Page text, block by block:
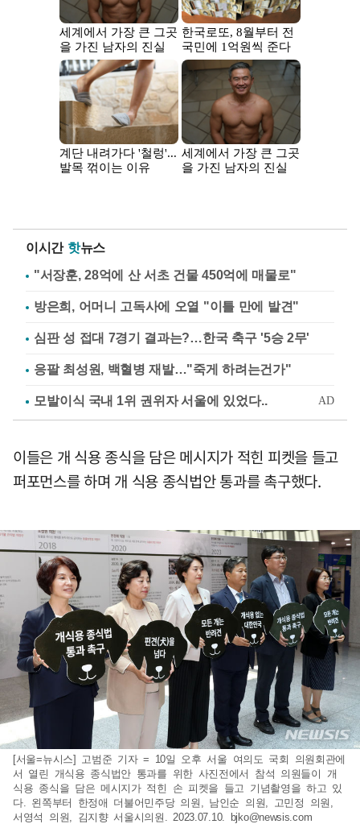
이시간 핫뉴스
"서장훈, 28억에 산 서초 건물 450억에 매물로"
방은희, 어머니 고독사에 오열 "이틀 만에 발견"
심판 성 접대 7경기 결과는?…한국 축구 '5승 2무'
응팔 최성원, 백혈병 재발…"죽게 하려는건가"
이들은 개 식용 종식을 담은 메시지가 적힌 피켓을 들고
퍼포먼스를 하며 개 식용 종식법안 통과를 촉구했다.
[서울=뉴시스] 고범준 기자 = 10일 오후 서울 여의도 국회 의원회관에
서 열린 개식용 종식법안 통과를 위한 사진전에서 참석 의원들이 개
식용 종식을 담은 메시지가 적힌 손 피켓을 들고 기념촬영을 하고 있
다. 왼쪽부터 한정애 더불어민주당 의원, 남인순 의원, 고민정 의원,
서영석 의원, 김지향 서울시의원. 2023.07.10. bjko@newsis.com